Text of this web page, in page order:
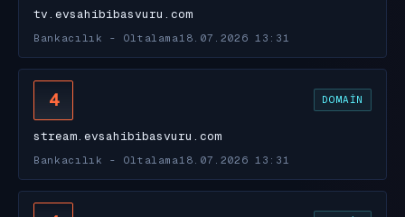
tv.evsahibibasvuru.com
Bankacılık - Oltalama 18.07.2026 13:31
4 DOMAIN
stream.evsahibibasvuru.com
Bankacılık - Oltalama 18.07.2026 13:31